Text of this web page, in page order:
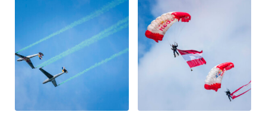
Fahrzeug
Alle anzeigen